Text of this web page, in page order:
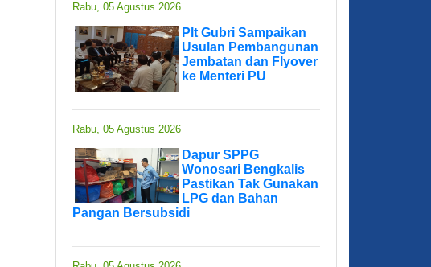
Rabu, 05 Agustus 2026
Plt Gubri Sampaikan
Usulan Pembangunan
Jembatan dan Flyover
ke Menteri PU
Rabu, 05 Agustus 2026
Dapur SPPG
Wonosari Bengkalis
Pastikan Tak Gunakan
LPG dan Bahan
Pangan Bersubsidi